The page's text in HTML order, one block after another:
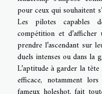
pour ceux qui souhaitent
Les pilotes capables
compétition et
prendre l’ascendant sur
duels intenses ou dans la
L’aptitude à garder la
efficace, notamment